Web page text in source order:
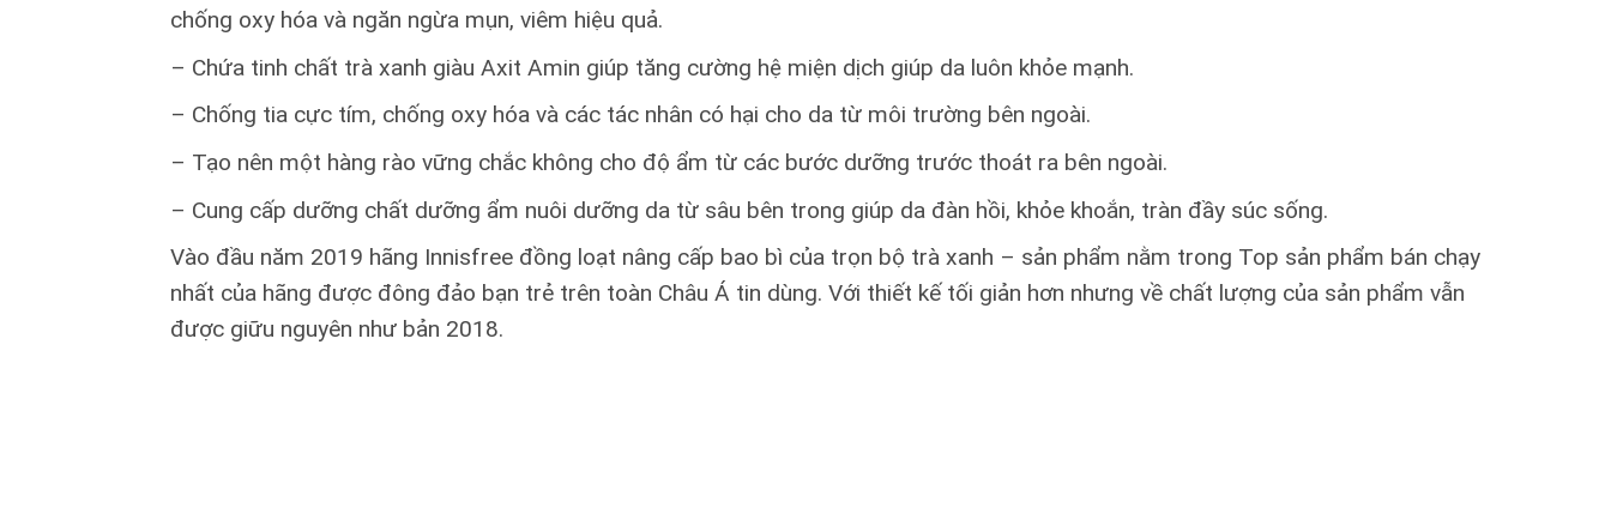
chống oxy hóa và ngăn ngừa mụn, viêm hiệu quả.
– Chứa tinh chất trà xanh giàu Axit Amin giúp tăng cường hệ miện dịch giúp da luôn khỏe mạnh.
– Chống tia cực tím, chống oxy hóa và các tác nhân có hại cho da từ môi trường bên ngoài.
– Tạo nên một hàng rào vững chắc không cho độ ẩm từ các bước dưỡng trước thoát ra bên ngoài.
– Cung cấp dưỡng chất dưỡng ẩm nuôi dưỡng da từ sâu bên trong giúp da đàn hồi, khỏe khoắn, tràn đầy súc sống.
Vào đầu năm 2019 hãng Innisfree đồng loạt nâng cấp bao bì của trọn bộ trà xanh – sản phẩm nằm trong Top sản phẩm bán chạy
nhất của hãng được đông đảo bạn trẻ trên toàn Châu Á tin dùng. Với thiết kế tối giản hơn nhưng về chất lượng của sản phẩm vẫn
được giữu nguyên như bản 2018.